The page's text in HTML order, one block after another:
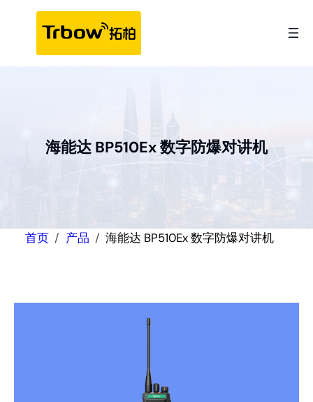
海能达 BP510Ex 数字防爆对讲机
首页 产品 海能达 BP510Ex 数字防爆对讲机